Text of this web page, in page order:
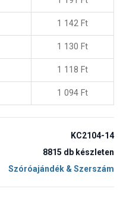
1 142 Ft
1 130 Ft
1 118 Ft
1 094 Ft
KC2104-14
8815 db készleten
Szóróajándék & Szerszám